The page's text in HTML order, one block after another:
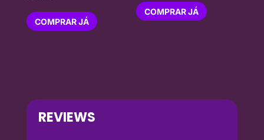
COMPRAR JÁ
COMPRAR JÁ
REVIEWS